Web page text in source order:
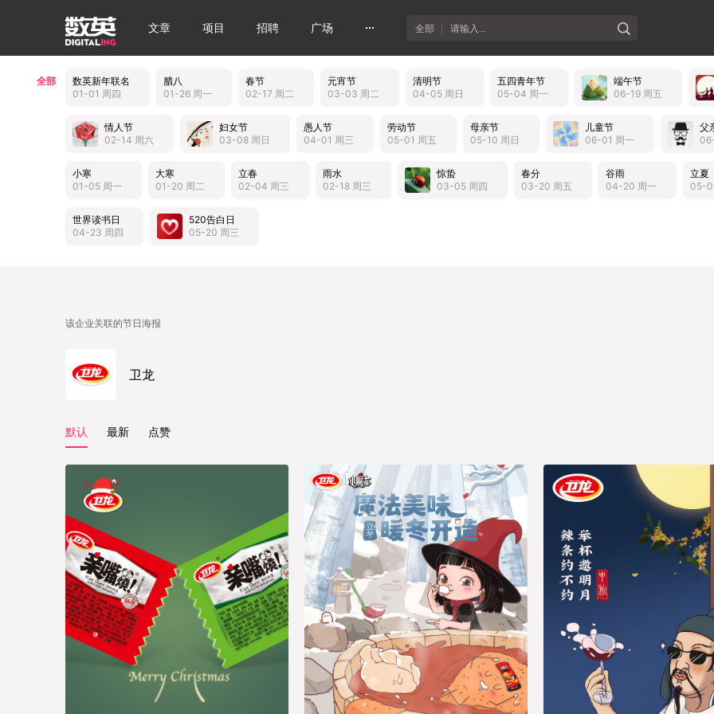
文章 项目 招聘 广场 全部 请输入...
全部
数英新年联名
01-01 周四
腊八
01-26 周一
春节
02-17 周二
元宵节
03-03 周二
清明节
04-05 周日
五四青年节
05-04 周一
端午节
06-19 周五
情人节
02-14 周六
妇女节
03-08 周日
愚人节
04-01 周三
劳动节
05-01 周五
母亲节
05-10 周日
儿童节
06-01 周一
父
小寒
01-05 周一
大寒
01-20 周二
立春
02-04 周三
雨水
02-18 周三
惊蛰
03-05 周四
春分
03-20 周五
谷雨
04-20 周一
立夏
05-
世界读书日
04-23 周四
520告白日
05-20 周三
该企业关联的节日海报
卫龙
默认 最新 点赞